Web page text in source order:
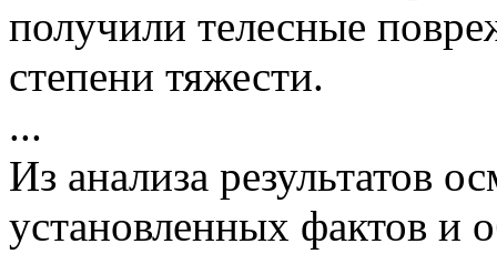
получили телесные
степени тяжести.
...
Из анализа результатов
установленных фактов и